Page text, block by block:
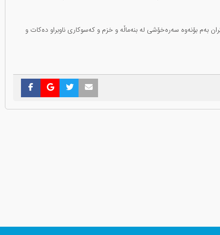
بەم بۆنەوە سەرەخۆشی لە بنەماڵە و خزم و کەسوکاری ناوبراو دەکات و